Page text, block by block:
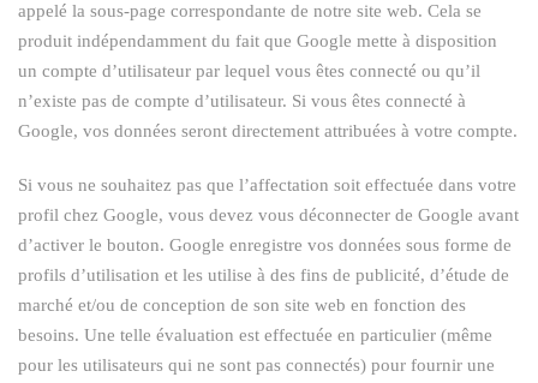
appelé la sous-page correspondante de notre site web. Cela se
produit indépendamment du fait que Google mette à disposition
un compte d’utilisateur par lequel vous êtes connecté ou qu’il
n’existe pas de compte d’utilisateur. Si vous êtes connecté à
Google, vos données seront directement attribuées à votre compte.
Si vous ne souhaitez pas que l’affectation soit effectuée dans votre
profil chez Google, vous devez vous déconnecter de Google avant
d’activer le bouton. Google enregistre vos données sous forme de
profils d’utilisation et les utilise à des fins de publicité, d’étude de
marché et/ou de conception de son site web en fonction des
besoins. Une telle évaluation est effectuée en particulier (même
pour les utilisateurs qui ne sont pas connectés) pour fournir une